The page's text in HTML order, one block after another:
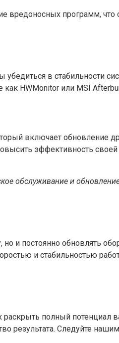
вредоносных программ,
в стабильности
HWMonitor или MSI
включает обновление
эффективность своей
обслуживание и
и постоянно обновлять
и стабильностью
полный потенциал
результата. Следуйте